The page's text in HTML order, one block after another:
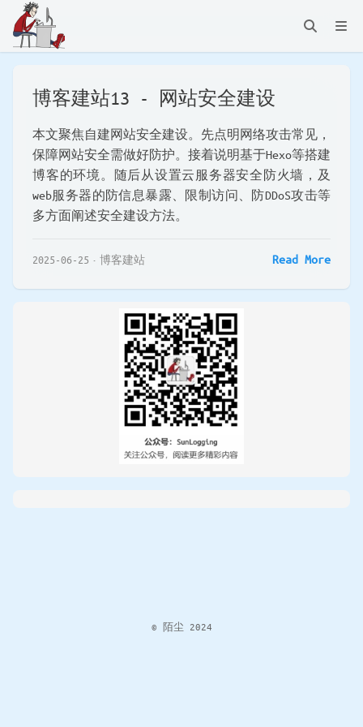
博客建站13 - 网站安全建设
本文聚焦自建网站安全建设。先点明网络攻击常见，
保障网站安全需做好防护。接着说明基于Hexo等搭建
博客的环境。随后从设置云服务器安全防火墙，及
web服务器的防信息暴露、限制访问、防DDoS攻击等
多方面阐述安全建设方法。
2025-06-25 博客建站 Read More
© 陌尘 2024